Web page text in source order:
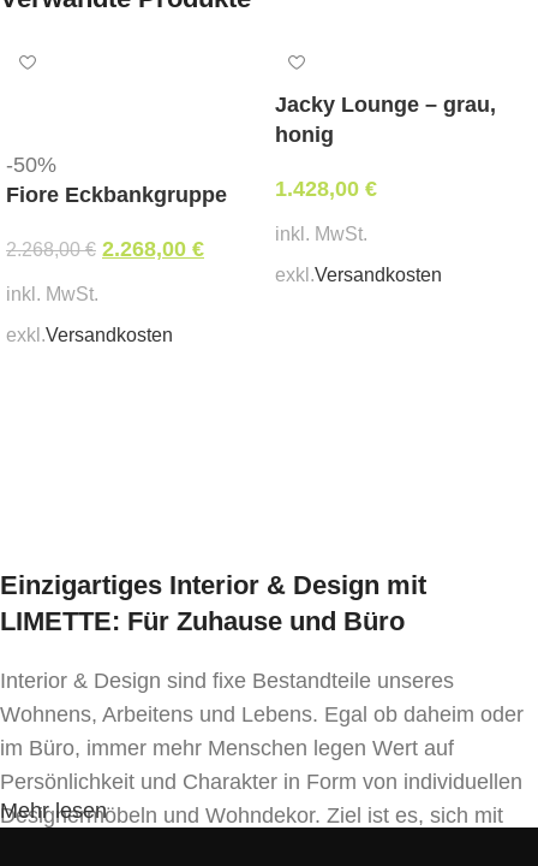
2× Fauteuil (Sessel)
2er-Bank:Breite 147 cm, Tiefe 67 cm, Sitzhöhe 44
Mindestbestellmenge
1 Set
-50%
Fiore Eckbankgruppe
2.268,00€ 2.268,00 €
inkl. MwSt.
exkl.Versandkosten
Jacky Lounge – grau,
honig
1.428,00 €
inkl. MwSt.
exkl.Versandkosten
Einzigartiges Interior & Design mit
LIMETTE: Für Zuhause und Büro
Interior & Design sind fixe Bestandteile unseres
Wohnens, Arbeitens und Lebens. Egal ob daheim oder
im Büro, immer mehr Menschen legen Wert auf
Persönlichkeit und Charakter in Form von individuellen
Designermöbeln und Wohndekor. Ziel ist es, sich mit
Mehr lesen